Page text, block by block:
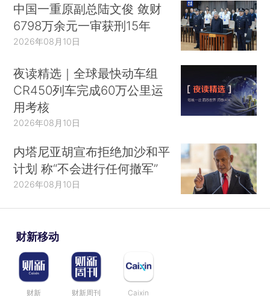
中国一重原副总陆文俊 敛财
6798万余元一审获刑15年
2026年08月10日
夜读精选｜全球最快动车组
CR450列车完成60万公里运
用考核
2026年08月10日
内塔尼亚胡宣布拒绝加沙和平
计划 称“不会进行任何撤军”
2026年08月10日
财新移动
财新 财新周刊 Caixin